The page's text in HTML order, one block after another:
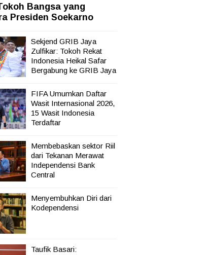
Bangsa yang
Presiden Soekarno
Sekjend GRIB Jaya
Zulfikar: Tokoh Rekat
Indonesia Heikal Safar
Bergabung ke GRIB Jaya
FIFA Umumkan Daftar
Wasit Internasional 2026,
15 Wasit Indonesia
Terdaftar
Membebaskan sektor Riil
dari Tekanan Merawat
Independensi Bank
Central
Menyembuhkan Diri dari
Kodependensi
Taufik Basari: